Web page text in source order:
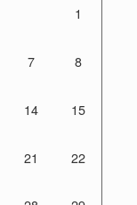
1
7 8
14 15
21 22